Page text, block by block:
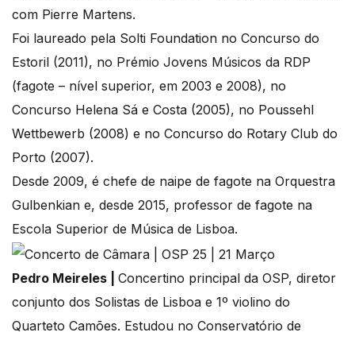
com Pierre Martens.
Foi laureado pela Solti Foundation no Concurso do
Estoril (2011), no Prémio Jovens Músicos da RDP
(fagote – nível superior, em 2003 e 2008), no
Concurso Helena Sá e Costa (2005), no Poussehl
Wettbewerb (2008) e no Concurso do Rotary Club do
Porto (2007).
Desde 2009, é chefe de naipe de fagote na Orquestra
Gulbenkian e, desde 2015, professor de fagote na
Escola Superior de Música de Lisboa.
Pedro Meireles | Concertino principal da OSP, diretor
conjunto dos Solistas de Lisboa e 1º violino do
Quarteto Camões. Estudou no Conservatório de